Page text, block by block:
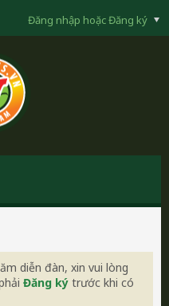
Đăng nhập hoặc Đăng ký
diễn đàn, xin vui lòng
Đăng ký trước khi có